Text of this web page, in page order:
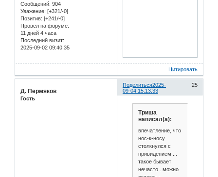
Сообщений: 904
Уважение: [+321/-0]
Позитив: [+241/-0]
Провел на форуме:
11 дней 4 часа
Последний визит:
2025-09-02 09:40:35
Цитировать
Поделиться 25
2025-
09-04 15:13:33
Д. Пермяков
Гость
Триша
написал(а):
впечатление, что
нос-к-носу
столкнулся с
привидением ...
такое бывает
нечасто.. можно